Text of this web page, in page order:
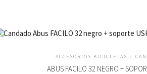
ACCESORIOS BICICLETAS /
ABUS FACILO 32 NEGRO +